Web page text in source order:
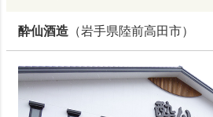
酔仙酒造 （岩手県陸前高田市）